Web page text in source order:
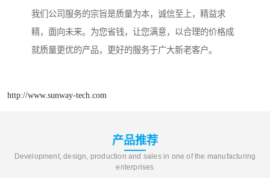
我们公司服务的宗旨是质量为本，诚信至上，精益求
精，面向未来。为您省钱，让您满意，以合理的价格成
就质量更优的产品，更好的服务于广大新老客户。
http://www.sunway-tech.com
产品推荐
Development, design, production and sales in one of the manufacturing
enterprises